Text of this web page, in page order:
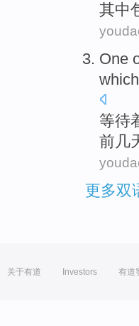
其中
One
which
等待
前 几
更多双
关于有道 Investors 有道